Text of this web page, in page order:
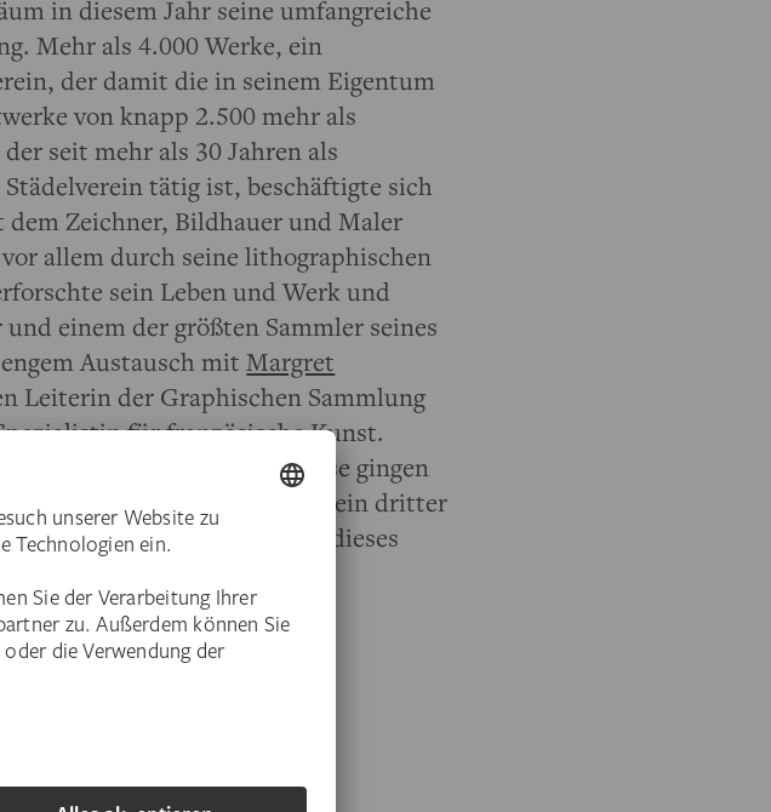
in diesem Jahr seine umfangreiche
Mehr als 4.000 Werke, ein
der damit die in seinem Eigentum
von knapp 2.500 mehr als
seit mehr als 30 Jahren als
tätig ist, beschäftigte sich
dem Zeichner, Bildhauer und Maler
allem durch seine lithographischen
sein Leben und Werk und
einem der größten Sammler seines
Austausch mitMargret
Leiterin der Graphischen Sammlung
für französische Kunst.
Expertise gingen
Symbiose ein. Nun kam ein dritter
Museums-Verein
, dem dieses